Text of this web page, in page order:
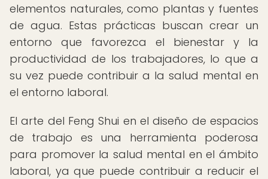
elementos naturales, como plantas y fuentes
de agua. Estas prácticas buscan crear un
entorno que favorezca el bienestar y la
productividad de los trabajadores, lo que a
su vez puede contribuir a la salud mental en
el entorno laboral.
El arte del Feng Shui en el diseño de espacios
de trabajo es una herramienta poderosa
para promover la salud mental en el ámbito
laboral, ya que puede contribuir a reducir el